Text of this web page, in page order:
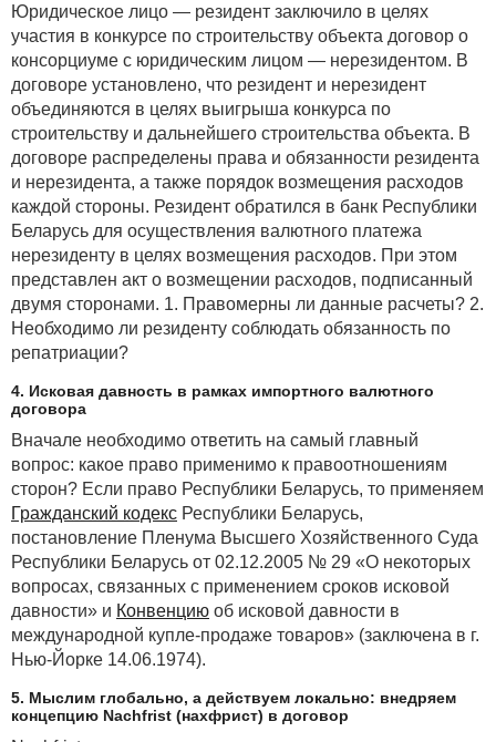
Юридическое лицо — резидент заключило в целях
участия в конкурсе по строительству объекта договор о
консорциуме с юридическим лицом — нерезидентом. В
договоре установлено, что резидент и нерезидент
объединяются в целях выигрыша конкурса по
строительству и дальнейшего строительства объекта. В
договоре распределены права и обязанности резидента
и нерезидента, а также порядок возмещения расходов
каждой стороны. Резидент обратился в банк Республики
Беларусь для осуществления валютного платежа
нерезиденту в целях возмещения расходов. При этом
представлен акт о возмещении расходов, подписанный
двумя сторонами. 1. Правомерны ли данные расчеты? 2.
Необходимо ли резиденту соблюдать обязанность по
репатриации?
4. Исковая давность в рамках импортного валютного
договора
Вначале необходимо ответить на самый главный
вопрос: какое право применимо к правоотношениям
сторон? Если право Республики Беларусь, то применяем
Гражданский кодекс Республики Беларусь,
постановление Пленума Высшего Хозяйственного Суда
Республики Беларусь от 02.12.2005 № 29 «О некоторых
вопросах, связанных с применением сроков исковой
давности» и Конвенцию об исковой давности в
международной купле-продаже товаров» (заключена в г.
Нью-Йорке 14.06.1974).
5. Мыслим глобально, а действуем локально: внедряем
концепцию Nachfrist (нахфрист) в договор